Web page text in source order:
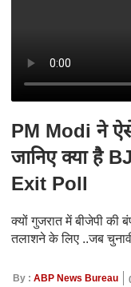
PM Modi ने
जानिए क्या है
Exit Poll
क्यों गुजरात में बीजेपी की
तलाशने के लिए ..जब
By : ABP News Bureau